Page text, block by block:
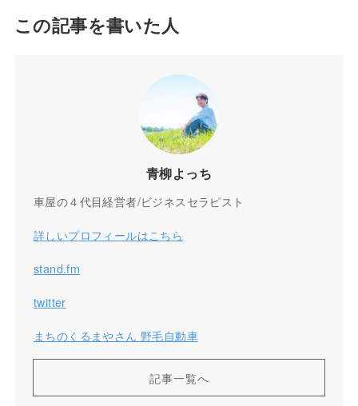
この記事を書いた人
青柳よっち
車屋の４代目経営者/ビジネスセラピスト
詳しいプロフィールはこちら
stand.fm
twitter
まちのくるまやさん 野毛自動車
記事一覧へ